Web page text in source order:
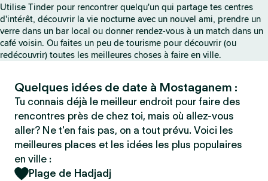
Utilise Tinder pour rencontrer quelqu'un qui partage tes centres
d'intérêt, découvrir la vie nocturne avec un nouvel ami, prendre un
verre dans un bar local ou donner rendez-vous à un match dans un
café voisin. Ou faites un peu de tourisme pour découvrir (ou
redécouvrir) toutes les meilleures choses à faire en ville.
Quelques idées de date à Mostaganem :
Tu connais déjà le meilleur endroit pour faire des
rencontres près de chez toi, mais où allez-vous
aller? Ne t'en fais pas, on a tout prévu. Voici les
meilleures places et les idées les plus populaires
en ville :
Plage de Hadjadj